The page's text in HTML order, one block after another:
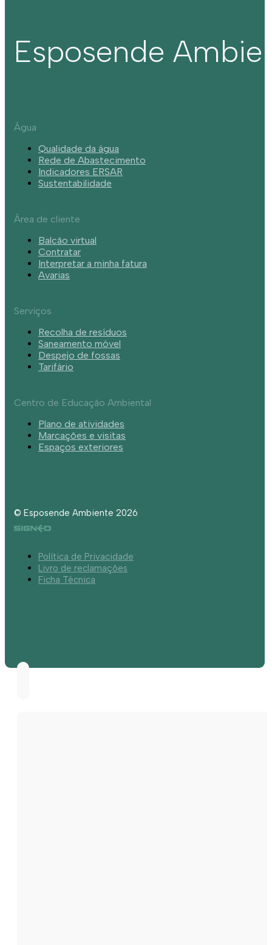
Esposende
Água
Qualidade da água
Rede de Abastecimento
Indicadores ERSAR
Sustentabilidade
Área de cliente
Balcão virtual
Contratar
Interpretar a minha fatura
Avarias
Serviços
Recolha de resíduos
Saneamento móvel
Despejo de fossas
Tarifário
Centro de Educação Ambiental
Plano de atividades
Marcações e visitas
Espaços exteriores
© Esposende Ambiente 2026
Política de Privacidade
Livro de reclamações
Ficha Técnica